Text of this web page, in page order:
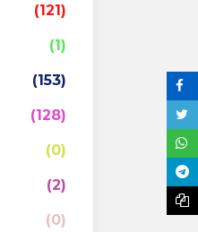
(121)
(1)
(153)
(128)
(0)
(2)
(0)